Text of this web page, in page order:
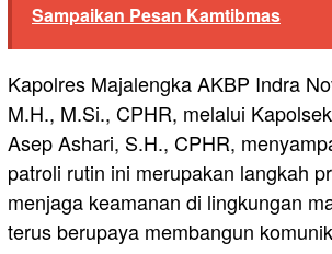
Sampaikan Pesan Kamtibmas
Kapolres Majalengka AKBP Indra
M.H., M.Si., CPHR, melalui
Asep Ashari, S.H., CPHR,
patroli rutin ini merupakan langkah
menjaga keamanan di lingkungan
terus berupaya membangun